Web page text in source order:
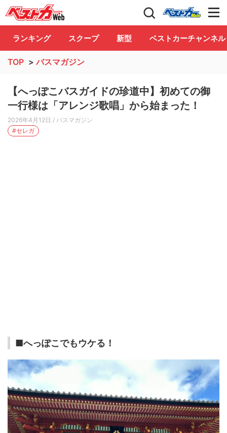
自動車情報誌「ベストカー」 Club
ランキング スクープ 新型 ベストカーチャンネル
TOP >バスマガジン
【へっぽこバスガイドの珍道中】初めての御
一行様は「アレンジ歌唱」から始まった！
2026年4月12日 / バスマガジン
#セレガ
■へっぽこでもウケる！